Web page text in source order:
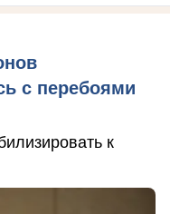
с перебоями
к